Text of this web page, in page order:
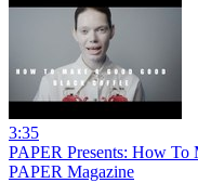
3:35
PAPER Presents: How
PAPER Magazine